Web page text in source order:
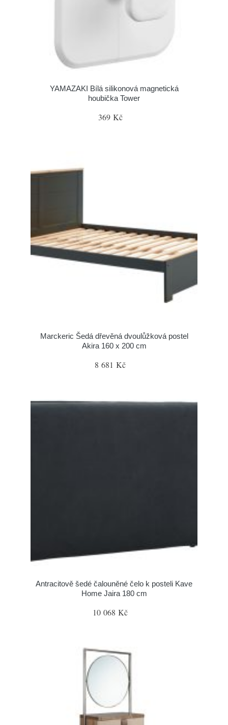
YAMAZAKI Bílá silikonová magnetická
houbička Tower
369 Kč
Marckeric Šedá dřevěná dvoulůžková postel
Akira 160 x 200 cm
8 681 Kč
Antracitově šedé čalouněné čelo k posteli Kave
Home Jaira 180 cm
10 068 Kč